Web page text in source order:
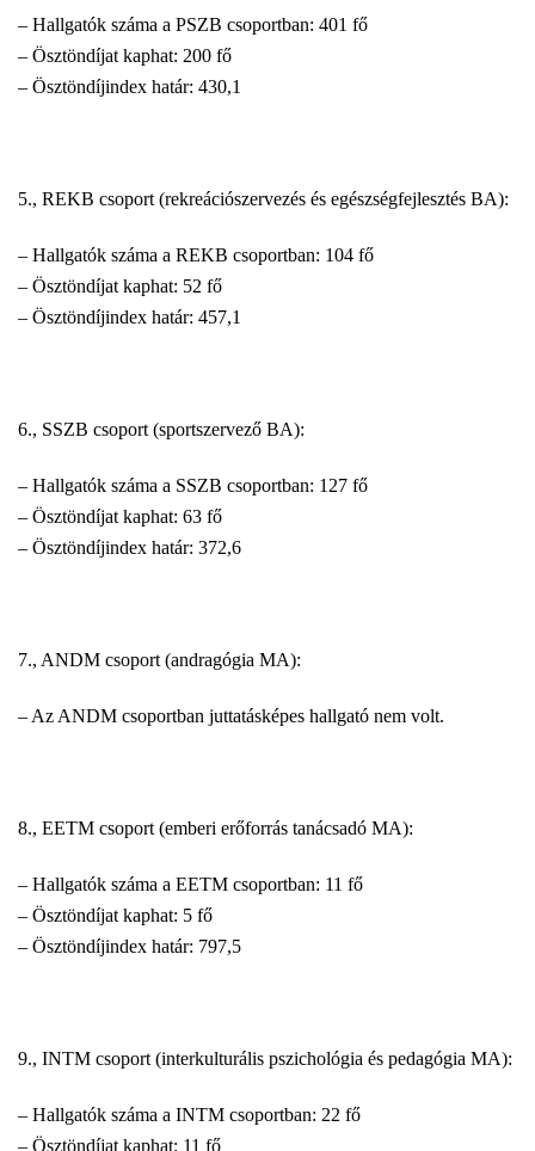
– Hallgatók száma a PSZB csoportban: 401 fő
– Ösztöndíjat kaphat: 200 fő
– Ösztöndíjindex határ: 430,1
5., REKB csoport (rekreációszervezés és egészségfejlesztés BA):
– Hallgatók száma a REKB csoportban: 104 fő
– Ösztöndíjat kaphat: 52 fő
– Ösztöndíjindex határ: 457,1
6., SSZB csoport (sportszervező BA):
– Hallgatók száma a SSZB csoportban: 127 fő
– Ösztöndíjat kaphat: 63 fő
– Ösztöndíjindex határ: 372,6
7., ANDM csoport (andragógia MA):
– Az ANDM csoportban juttatásképes hallgató nem volt.
8., EETM csoport (emberi erőforrás tanácsadó MA):
– Hallgatók száma a EETM csoportban: 11 fő
– Ösztöndíjat kaphat: 5 fő
– Ösztöndíjindex határ: 797,5
9., INTM csoport (interkulturális pszichológia és pedagógia MA):
– Hallgatók száma a INTM csoportban: 22 fő
– Ösztöndíjat kaphat: 11 fő